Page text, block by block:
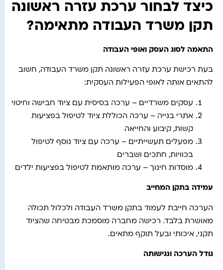
כיצד לבחור ערכת עזרה ראשונה
תקן משרד העבודה מתאימה?
התאמה לסוג העסק ואופי העבודה
בעת רכישת ערכת עזרה ראשונה תקן משרד העבודה, חשוב
להתאים אותה לאופי הפעילות העסקית:
עסקים משרדיים – ערכה בסיסית עם ציוד חבישה וחיטוי
אתרי בנייה – ערכה הכוללת ציוד לטיפול בפציעות
קשות, קיבוע והחייאה
מפעלים תעשייתיים – ערכה עם ציוד נוסף לטיפול
בכוויות, חתכים ושברים
מוסדות חינוך – ערכה מותאמת לטיפול בפציעות ילדים
עמידה בתקן המחייב
הערכה חייבת לעמוד בתקן משרד העבודה ולכלול תכולה
מאושרת בלבד. רכישה מחברה מוסמכת מבטיחה שהציוד
תקני, איכותי ובעל תוקף מתאים.
גודל הערכה ונגישותה